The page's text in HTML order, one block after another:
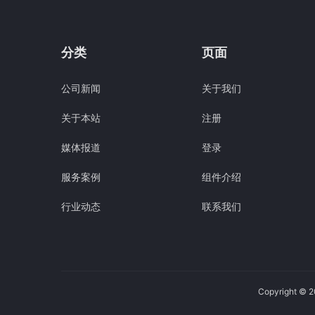
分类
公司新闻
关于本站
媒体报道
服务案例
行业动态
页面
关于我们
注册
登录
组件介绍
联系我们
Copyright ©